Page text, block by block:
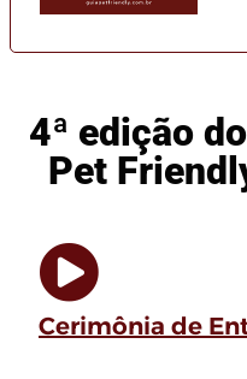
4ª edição
Pet
Cerimônia de